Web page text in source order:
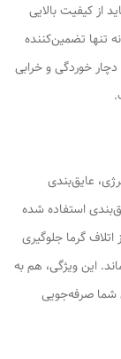
از کیفیت بالایی
تنها تضمین‌کننده
خوردگی و خرابی
عایق‌بندی
استفاده شده
گرما جلوگیری
این ویژگی، هم به
صرفه‌جویی